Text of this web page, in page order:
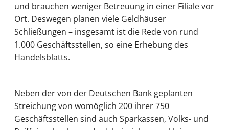
und brauchen weniger Betreuung in einer Filiale vor
Ort. Deswegen planen viele Geldhäuser
Schließungen – insgesamt ist die Rede von rund
1.000 Geschäftsstellen, so eine Erhebung des
Handelsblatts.
Neben der von der Deutschen Bank geplanten
Streichung von womöglich 200 ihrer 750
Geschäftsstellen sind auch Sparkassen, Volks- und